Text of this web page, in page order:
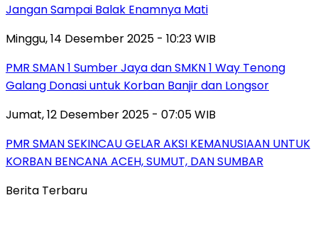
Jangan Sampai Balak Enamnya Mati
Minggu, 14 Desember 2025 - 10:23 WIB
PMR SMAN 1 Sumber Jaya dan SMKN 1 Way Tenong
Galang Donasi untuk Korban Banjir dan Longsor
Jumat, 12 Desember 2025 - 07:05 WIB
PMR SMAN SEKINCAU GELAR AKSI KEMANUSIAAN UNTUK
KORBAN BENCANA ACEH, SUMUT, DAN SUMBAR
Berita Terbaru